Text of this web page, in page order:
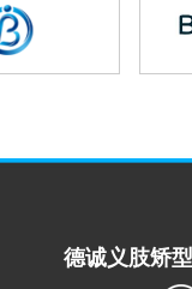
德诚义肢矫